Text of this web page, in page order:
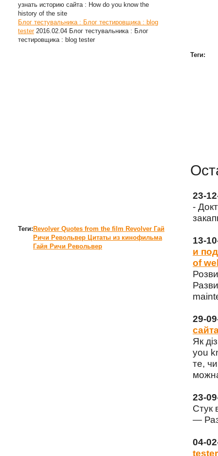
узнать историю сайта : How do you know the
history of the site
Блог тестувальника : Блог тестировщика : blog
tester 2016.02.04 Блог тестувальника : Блог
тестировщика : blog tester
Теги: Revolver Quotes from the film Revolver Гай
Ричи Револьвер Цитаты из кинофильма
Гайя Ричи Револьвер
Теги:
23-
-
13-
и
of
29-
Як
you
те,
23-
Стук
—
04-
tester